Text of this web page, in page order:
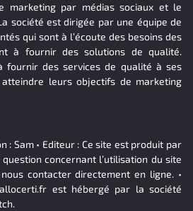
marketing par médias sociaux et le
société est dirigée par une équipe de
qui sont à l’écoute des besoins des
à fournir des solutions de qualité.
à fournir des services de qualité à ses
leurs objectifs de marketing
: Sam • Editeur : Ce site est produit par
question concernant l’utilisation du site
contacter directement en ligne. •
est hébergé par la société